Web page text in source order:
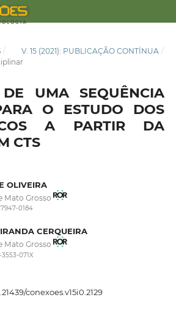
/ V. 15 (2021): PUBLICAÇÃO CONTÍNUA /
DE UMA SEQUÊNCIA
O ESTUDO DOS
A PARTIR DA
CTS
OLIVEIRA
Mato Grosso
0184
CERQUEIRA
Mato Grosso
071X
conexoes.v15i0.2129